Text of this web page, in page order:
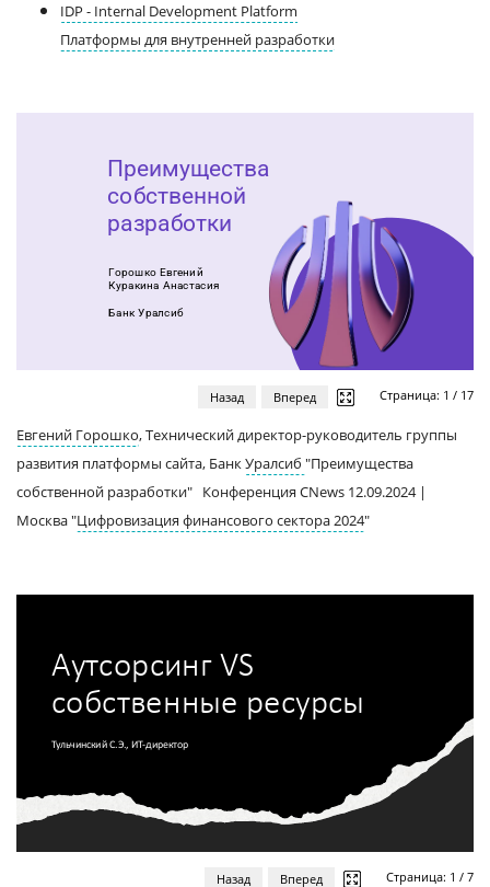
IDP - Internal Development Platform
Платформы для внутренней разработки
Назад Вперед Страница: 1 / 17
Евгений Горошко, Технический директор-руководитель группы
развития платформы сайта, БанкУралсиб "Преимущества
собственной разработки" Конференция CNews 12.09.2024 |
Москва "Цифровизация финансового сектора 2024"
Назад Вперед Страница: 1 / 7